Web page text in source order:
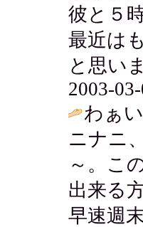
彼と５
最近は
と思い
2003-
わぁ
ニナニ
～。こ
出来る
早速週